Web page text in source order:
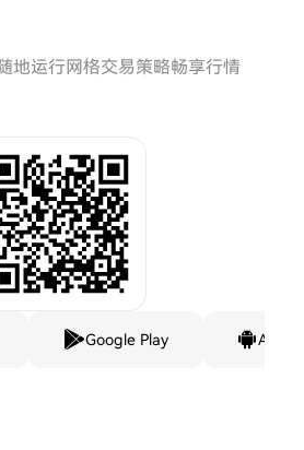
地运行网格交易策略畅享行情
Google Play